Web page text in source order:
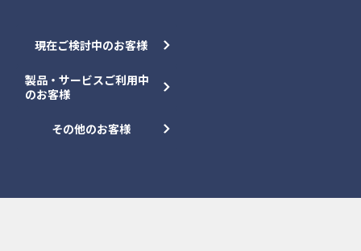
現在ご検討中のお客様
製品・サービスご利用中
のお客様
その他のお客様